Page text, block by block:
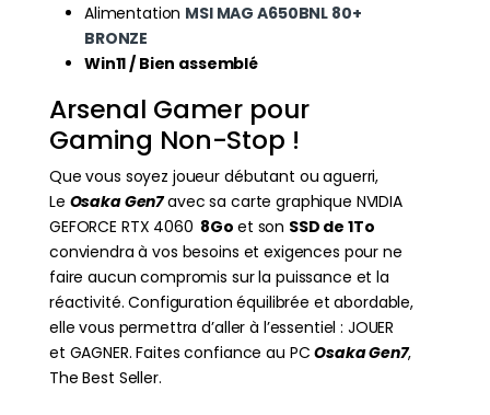
Alimentation MSI MAG A650BNL 80+
BRONZE
Win11 / Bien assemblé
Arsenal Gamer pour
Gaming Non-Stop !
Que vous soyez joueur débutant ou aguerri,
Le Osaka Gen7avec sa carte graphique NVIDIA
GEFORCE RTX 4060 8Go et son SSD de 1To
conviendra à vos besoins et exigences pour ne
faire aucun compromis sur la puissance et la
réactivité. Configuration équilibrée et abordable,
elle vous permettra d’aller à l’essentiel : JOUER
et GAGNER. Faites confiance au PCOsaka Gen7,
The Best Seller.